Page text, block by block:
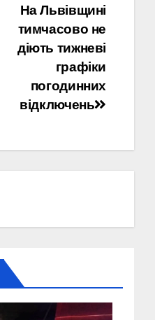
На Львівщині
тимчасово не
діють тижневі
графіки
погодинних
відключень